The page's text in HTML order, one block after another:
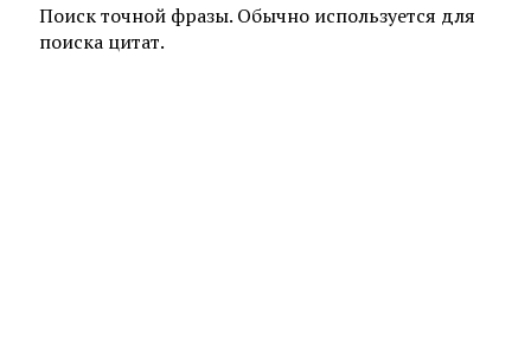
Поиск точной фразы. Обычно используется для
поиска цитат.